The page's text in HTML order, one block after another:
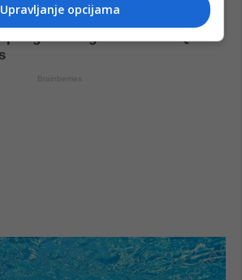
Upravljanje opcijama